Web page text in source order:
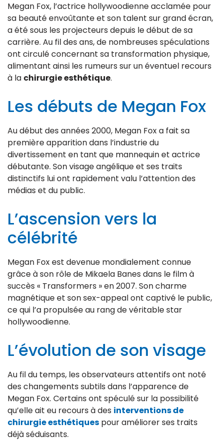
Megan Fox, l’actrice hollywoodienne acclamée pour
sa beauté envoûtante et son talent sur grand écran,
a été sous les projecteurs depuis le début de sa
carrière. Au fil des ans, de nombreuses spéculations
ont circulé concernant sa transformation physique,
alimentant ainsi les rumeurs sur un éventuel recours
à la chirurgie esthétique.
Les débuts de Megan Fox
Au début des années 2000, Megan Fox a fait sa
première apparition dans l’industrie du
divertissement en tant que mannequin et actrice
débutante. Son visage angélique et ses traits
distinctifs lui ont rapidement valu l’attention des
médias et du public.
L’ascension vers la
célébrité
Megan Fox est devenue mondialement connue
grâce à son rôle de Mikaela Banes dans le film à
succès « Transformers » en 2007. Son charme
magnétique et son sex-appeal ont captivé le public,
ce qui l’a propulsée au rang de véritable star
hollywoodienne.
L’évolution de son visage
Au fil du temps, les observateurs attentifs ont noté
des changements subtils dans l’apparence de
Megan Fox. Certains ont spéculé sur la possibilité
qu’elle ait eu recours à des interventions de
chirurgie esthétiques pour améliorer ses traits
déjà séduisants.